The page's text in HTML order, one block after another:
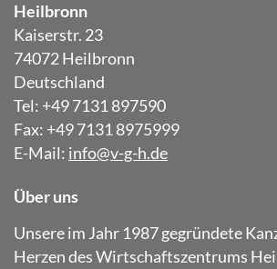
Heilbronn
Kaiserstr. 23
74072 Heilbronn
Deutschland
Tel: +49 7131 897590
Fax: +49 7131 8975999
E-Mail: info@v-g-h.de
Über uns
Unsere im Jahr 1987 gegründete
Herzen des Wirtschaftszentrums